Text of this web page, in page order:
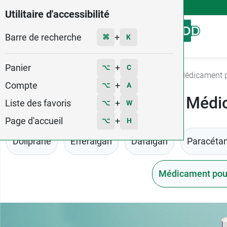
Utilitaire d'accessibilité
Barre de recherche ⌘ + K
Panier ⌥ + C
Compte ⌥ + A
Liste des favoris ⌥ + W
Page d'accueil ⌥ + H
Menu
Doliprane Efferalgan Dafalgan
Médicament